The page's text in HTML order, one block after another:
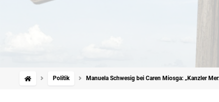
Politik Manuela Schwesig bei Caren Miosga: „Kanzler